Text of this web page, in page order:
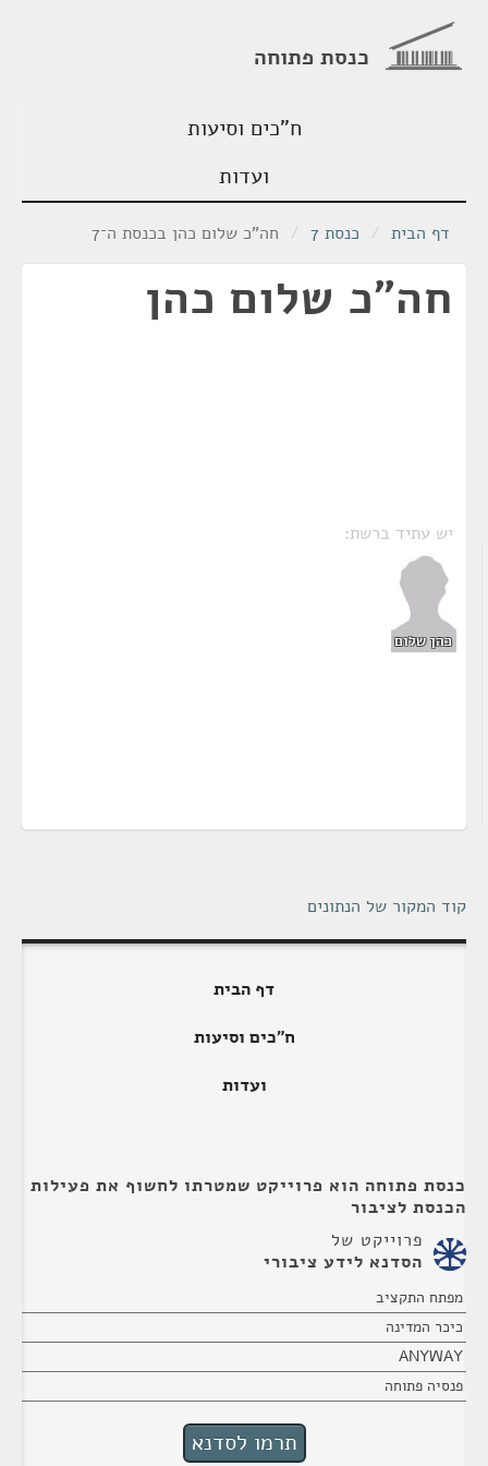
כנסת פתוחה
ח"כים וסיעות
ועדות
דף הבית / כנסת 7 / חה"כ שלום כהן בכנסת ה־7
חה"כ שלום כהן
יש עתיד ברשת:
כהן שלום
קוד המקור של הנתונים
דף הבית
ח"כים וסיעות
ועדות
כנסת פתוחה הוא פרוייקט שמטרתו לחשוף את פעילות
הכנסת לציבור
פרוייקט של
הסדנא לידע ציבורי
מפתח התקציב
כיכר המדינה
ANYWAY
פנסיה פתוחה